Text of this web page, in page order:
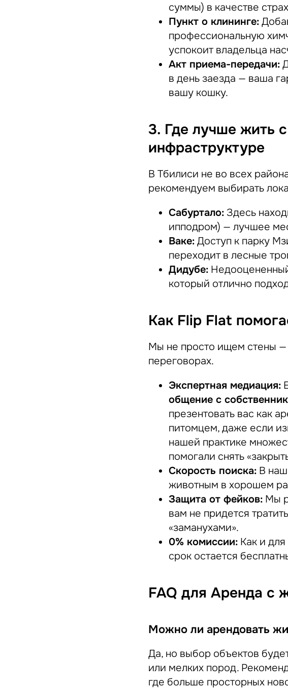
суммы) в качестве
Пункт о клининге:
профессиональную
успокоит владельца
Акт приема-передачи:
в день заезда — ваша
вашу кошку.
3. Где лучше жить
инфраструктуре
В Тбилиси не во всех
рекомендуем выбирать
Сабуртало: Здесь
ипподром) — лучшее
Ваке: Доступ к парку
переходит в лесные
Дидубе:
который отлично
Как Flip Flat
Мы не просто ищем стены
переговорах.
Экспертная медиация:
общение с
презентовать вас как
питомцем, даже если
нашей практике
помогали снять
Скорость поиска: В
животным в хорошем
Защита от фейков: Мы
вам не придется
«заманухами».
0% комиссии: Как и
срок остается
FAQ для Аренда с
Можно ли арендовать
Да, но выбор объектов
или мелких пород.
где больше просторных